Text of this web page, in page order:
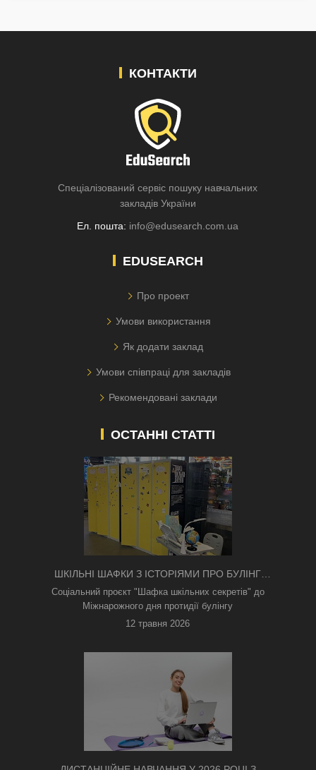
КОНТАКТИ
Спеціалізований сервіс пошуку навчальних
закладів України
Ел. пошта: info@edusearch.com.ua
EDUSEARCH
Про проект
Умови використання
Як додати заклад
Умови співпраці для закладів
Рекомендовані заклади
ОСТАННІ СТАТТІ
ШКІЛЬНІ ШАФКИ З ІСТОРІЯМИ ПРО БУЛІНГ
З'ЯВИЛИСЯ В КИЄВІ
Соціальний проєкт "Шафка шкільних секретів" до
Міжнарожного дня протидії булінгу
12 травня 2026